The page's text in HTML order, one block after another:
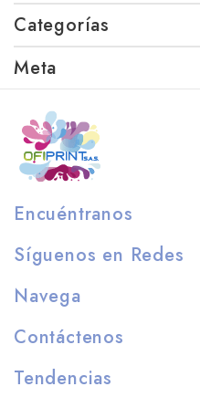
Categorías
Meta
Encuéntranos
Síguenos en Redes
Navega
Contáctenos
Tendencias